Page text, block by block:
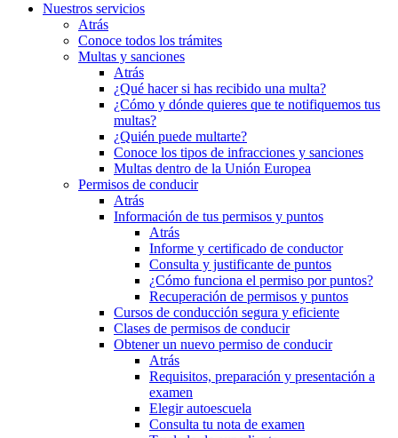
Nuestros servicios
Atrás
Conoce todos los trámites
Multas y sanciones
Atrás
¿Qué hacer si has recibido una multa?
¿Cómo y dónde quieres que te notifiquemos tus
multas?
¿Quién puede multarte?
Conoce los tipos de infracciones y sanciones
Multas dentro de la Unión Europea
Permisos de conducir
Atrás
Información de tus permisos y puntos
Atrás
Informe y certificado de conductor
Consulta y justificante de puntos
¿Cómo funciona el permiso por puntos?
Recuperación de permisos y puntos
Cursos de conducción segura y eficiente
Clases de permisos de conducir
Obtener un nuevo permiso de conducir
Atrás
Requisitos, preparación y presentación a
examen
Elegir autoescuela
Consulta tu nota de examen